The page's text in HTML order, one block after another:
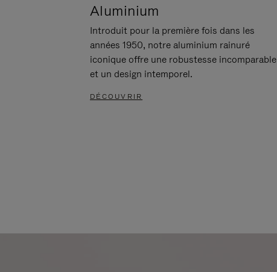
Aluminium
Introduit pour la première fois dans les
années 1950, notre aluminium rainuré
iconique offre une robustesse incomparable
et un design intemporel.
DÉCOUVRIR